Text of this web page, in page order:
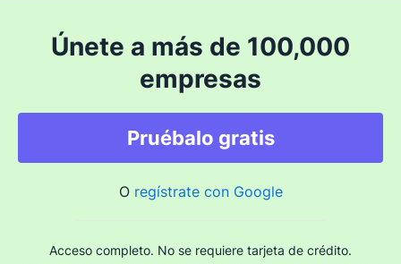
Únete a más de 100,000
empresas
Pruébalo gratis
O regístrate con Google
Acceso completo. No se requiere tarjeta de crédito.